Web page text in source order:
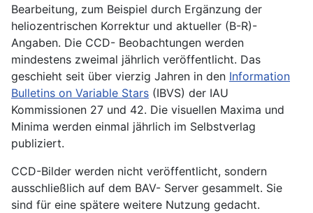
Bearbeitung, zum Beispiel durch Ergänzung der
heliozentrischen Korrektur und aktueller (B-R)-
Angaben. Die CCD- Beobachtungen werden
mindestens zweimal jährlich veröffentlicht. Das
geschieht seit über vierzig Jahren in den Information
Bulletins on Variable Stars (IBVS) der IAU
Kommissionen 27 und 42. Die visuellen Maxima und
Minima werden einmal jährlich im Selbstverlag
publiziert.
CCD-Bilder werden nicht veröffentlicht, sondern
ausschließlich auf dem BAV- Server gesammelt. Sie
sind für eine spätere weitere Nutzung gedacht.